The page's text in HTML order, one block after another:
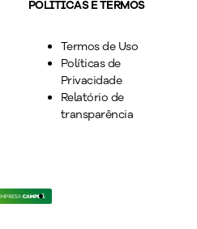
POLÍTICAS E TERMOS
Termos de Uso
Políticas de
Privacidade
Relatório de
transparência